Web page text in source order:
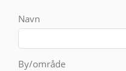
Navn
By/område